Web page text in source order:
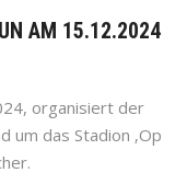
AM 15.12.2024
organisiert der
um das Stadion ‚Op